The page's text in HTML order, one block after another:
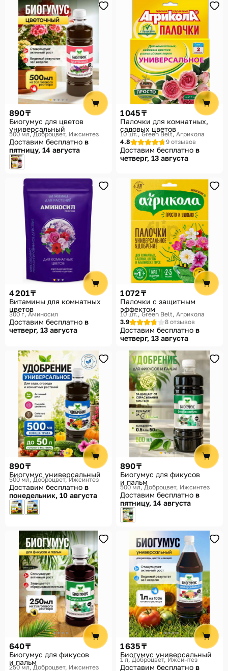
890 ₸
Биогумус для цветов
универсальный
500 мл Доброцвет, Ижсинтез
Доставим бесплатно в
пятницу, 14 августа
1 045 ₸
Палочки для комнатных,
садовых цветов
10 шт. Green Belt, Агрикола
4.8
9 отзывов
Доставим бесплатно в
четверг, 13 августа
4 201 ₸
Витамины для комнатных
цветов
300 г Аминосил
Доставим бесплатно в
четверг, 13 августа
1 072 ₸
Палочки с защитным
эффектом
10 шт. Green Belt, Агрикола
3.9
8 отзывов
Доставим бесплатно в
четверг, 13 августа
890 ₸
Биогумус универсальный
500 мл Доброцвет, Ижсинтез
Доставим бесплатно в
понедельник, 10 августа
890 ₸
Биогумус для фикусов
и пальм
500 мл Доброцвет, Ижсинтез
Доставим бесплатно в
пятницу, 14 августа
640 ₸
Биогумус для фикусов
и пальм
250 мл Доброцвет, Ижсинтез
1 635 ₸
Биогумус универсальный
1 л Доброцвет, Ижсинтез
Доставим бесплатно в